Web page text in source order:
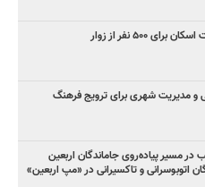
و مدیریت شهری برای ترویج فرهنگ
۳ هزار و ۵۰۰ موکب در مسیر پیاده‌روی جاماندگان اربعین
اتوبوسرانی و تاکسیرانی در «مپ اربعین»